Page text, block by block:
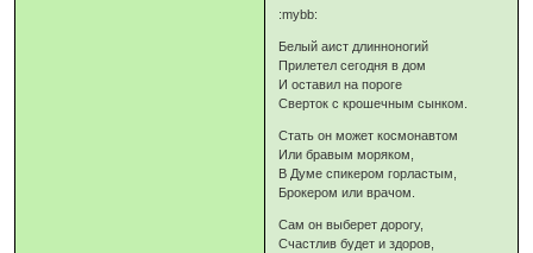
:mybb:
Белый аист длинноногий
Прилетел сегодня в дом
И оставил на пороге
Сверток с крошечным сынком.
Стать он может космонавтом
Или бравым моряком,
В Думе спикером горластым,
Брокером или врачом.
Сам он выберет дорогу,
Счастлив будет и здоров,